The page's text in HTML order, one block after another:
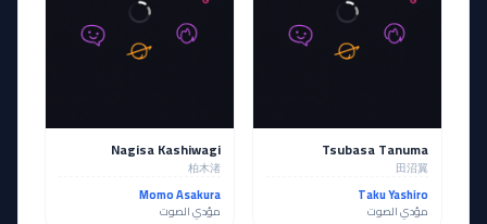
Tsubasa Tanuma
田沼翼
Taku Yashiro
مؤدي الصوت
Nagisa Kashiwagi
柏木渚
Momo Asakura
مؤدي الصوت